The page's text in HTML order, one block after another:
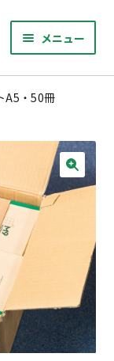
メニュー
サ
ュ
ー
を
メ
ニ
ュ
サ
ブ
展
A5・50冊
🔍